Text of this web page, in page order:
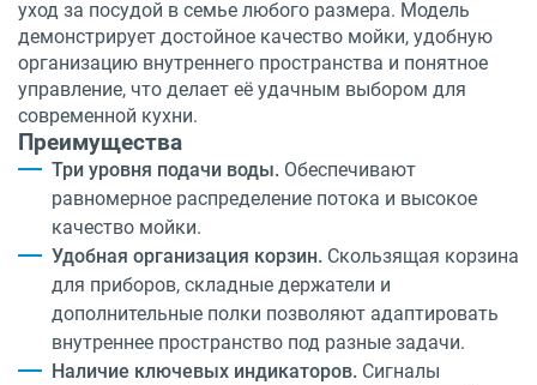
уход за посудой в семье любого размера. Модель
демонстрирует достойное качество мойки, удобную
организацию внутреннего пространства и понятное
управление, что делает её удачным выбором для
современной кухни.
Преимущества
Три уровня подачи воды. Обеспечивают
равномерное распределение потока и высокое
качество мойки.
Удобная организация корзин. Скользящая корзина
для приборов, складные держатели и
дополнительные полки позволяют адаптировать
внутреннее пространство под разные задачи.
Наличие ключевых индикаторов. Сигналы